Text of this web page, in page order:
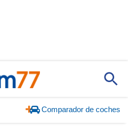
Comparador de coches